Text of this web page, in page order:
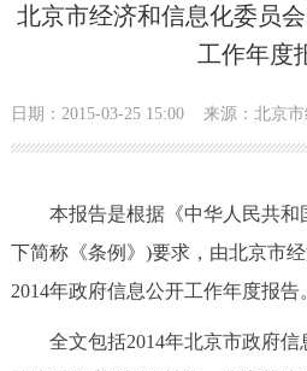
北京要闻 会议信息
市领导 机构职能
政策兑现 政策解读
决策公开 专题公开
北京市经济和信息化委员
工作年度
日期：2015-03-25 15:00 来源：北京
本报告是根据《中华人民共和
下简称《条例》)要求，由北京市
2014年政府信息公开工作年度报告
全文包括2014年北京市政府信